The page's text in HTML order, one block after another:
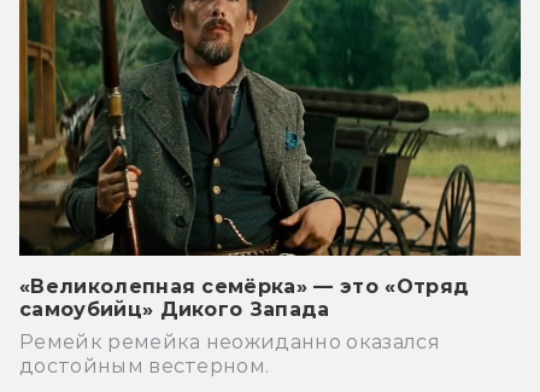
«Великолепная семёрка» — это «Отряд
самоубийц» Дикого Запада
Ремейк ремейка неожиданно оказался
достойным вестерном.